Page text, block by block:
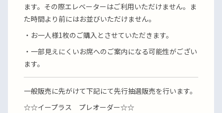
ます。その際エレベーターはご利用いただけません。ま
た時間より前にはお並びいただけません。
・お一人様1枚のご購入とさせていただきます。
・一部見えにくいお席へのご案内になる可能性がござい
ます。
一般販売に先がけて下記にて先行抽選販売を行います。
☆☆イープラス プレオーダー☆☆